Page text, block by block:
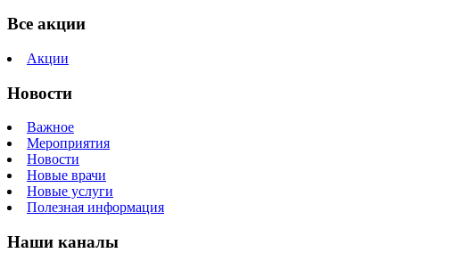
Все акции
Акции
Новости
Важное
Мероприятия
Новости
Новые врачи
Новые услуги
Полезная информация
Наши каналы